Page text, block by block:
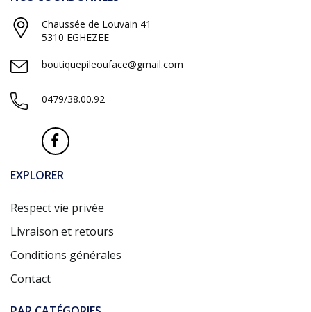
Chaussée de Louvain 41
5310 EGHEZEE
boutiquepileouface@gmail.com
0479/38.00.92
EXPLORER
Respect vie privée
Livraison et retours
Conditions générales
Contact